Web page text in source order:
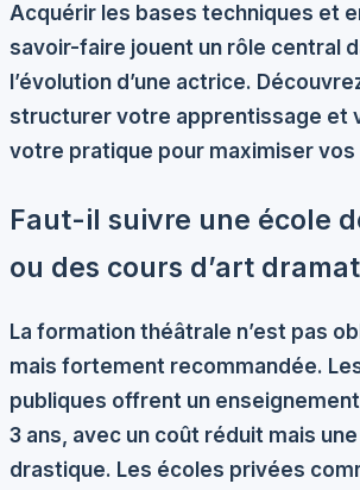
Acquérir les bases techniques et
savoir-faire jouent un rôle central
l’évolution d’une actrice.
structurer votre apprentissage et
votre pratique pour maximiser vos
Faut-il suivre une école
ou des cours d’art
La formation théâtrale n’est pas
mais fortement recommandée.
publiques offrent un
3 ans, avec un coût réduit mais
drastique. Les écoles privées